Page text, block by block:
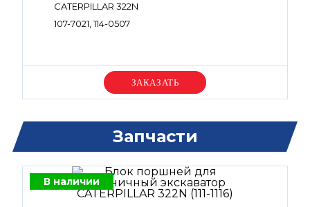
CATERPILLAR 322N
107-7021, 114-0507
Уточняйте цену
Запчасти
В наличии